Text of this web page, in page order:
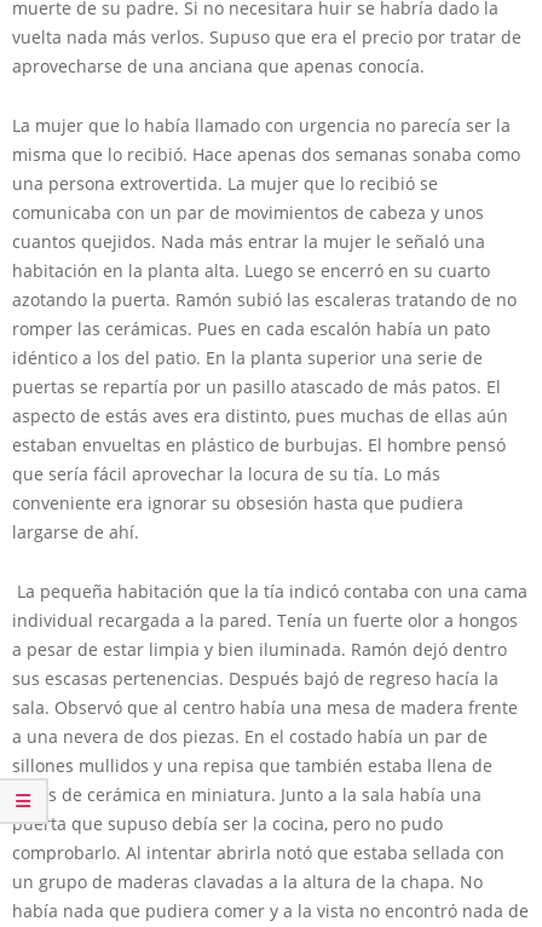
muerte de su padre. Si no necesitara huir se habría dado la
vuelta nada más verlos. Supuso que era el precio por tratar de
aprovecharse de una anciana que apenas conocía.
La mujer que lo había llamado con urgencia no parecía ser la
misma que lo recibió. Hace apenas dos semanas sonaba como
una persona extrovertida. La mujer que lo recibió se
comunicaba con un par de movimientos de cabeza y unos
cuantos quejidos. Nada más entrar la mujer le señaló una
habitación en la planta alta. Luego se encerró en su cuarto
azotando la puerta. Ramón subió las escaleras tratando de no
romper las cerámicas. Pues en cada escalón había un pato
idéntico a los del patio. En la planta superior una serie de
puertas se repartía por un pasillo atascado de más patos. El
aspecto de estás aves era distinto, pues muchas de ellas aún
estaban envueltas en plástico de burbujas. El hombre pensó
que sería fácil aprovechar la locura de su tía. Lo más
conveniente era ignorar su obsesión hasta que pudiera
largarse de ahí.
La pequeña habitación que la tía indicó contaba con una cama
individual recargada a la pared. Tenía un fuerte olor a hongos
a pesar de estar limpia y bien iluminada. Ramón dejó dentro
sus escasas pertenencias. Después bajó de regreso hacía la
sala. Observó que al centro había una mesa de madera frente
a una nevera de dos piezas. En el costado había un par de
sillones mullidos y una repisa que también estaba llena de
patos de cerámica en miniatura. Junto a la sala había una
puerta que supuso debía ser la cocina, pero no pudo
comprobarlo. Al intentar abrirla notó que estaba sellada con
un grupo de maderas clavadas a la altura de la chapa. No
había nada que pudiera comer y a la vista no encontró nada de